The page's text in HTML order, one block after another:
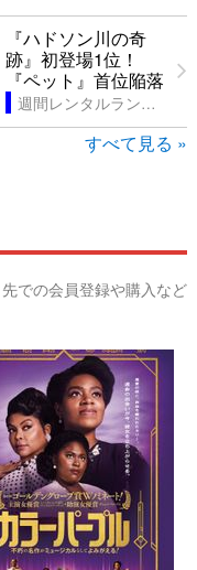
『ハドソン川の奇
跡』初登場1位！
『ペット』首位陥落
週間レンタルランキング
すべて見る »
での会員登録や購入など